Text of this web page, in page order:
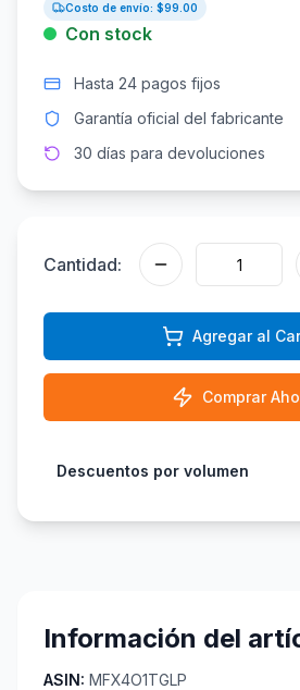
Costo de envío: $99.00
Con stock
Hasta 24 pagos fijos
Garantía oficial del fabricante
30 días para devoluciones
Cantidad:
Agregar al
Comprar
Descuentos por volumen
Información del
ASIN: MFX4O1TGLP